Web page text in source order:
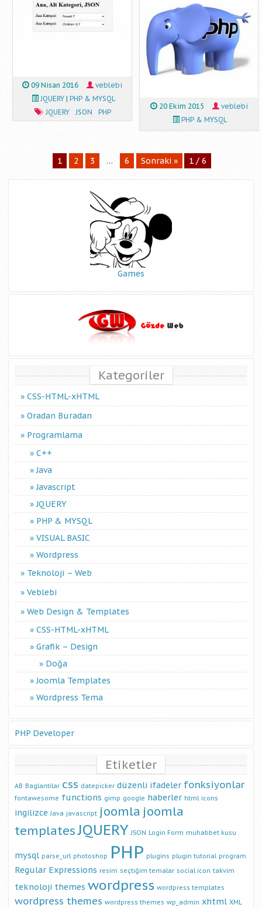
09 Nisan 2016
veblebi
JQUERY| PHP & MYSQL
JQUERY
JSON PHP
20 Ekim 2015
veblebi
PHP & MYSQL
1 2 3 … 6 Sonraki » 1 / 6
Games
Kategoriler
CSS-HTML-xHTML
Oradan Buradan
Programlama
C++
Java
Javascript
JQUERY
PHP & MYSQL
VISUAL BASIC
Wordpress
Teknoloji – Web
Veblebi
Web Design & Templates
CSS-HTML-xHTML
Grafik – Design
Doğa
Joomla Templates
Wordpress Tema
PHP Developer
Etiketler
AB Baglantilar css datepicker düzenli ifadeler fonksiyonlar
fontawesome functions gimp google haberler html icons
ingilizce Java javascript joomla joomla
templatesJQUERY JSON Login Form muhabbet kusu
mysql parse_url photoshop PHP plugins plugin tutorial program
Regular Expressions resim seçtiğim temalar social icon takvim
teknoloji themes wordpress wordpress templates
wordpress themes wordpress themes wp_admin xhtml XML